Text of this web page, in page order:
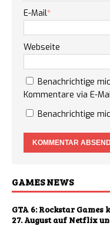
E-Mail*
Webseite
Benachrichtige
Kommentare via E-
Benachrichtige
GAMES NEWS
GTA 6: Rockstar Games
27. August auf Netflix